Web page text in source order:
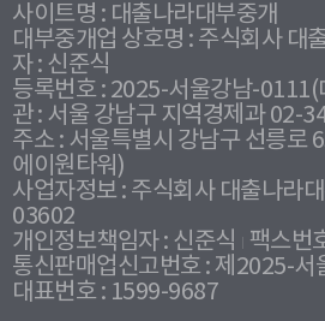
사이트명 : 대출나라대부중개
대부중개업 상호명 : 주식회사 대
자 : 신준식
등록번호 : 2025-서울강남-0111(
관 : 서울 강남구 지역경제과 02-
주소 : 서울특별시 강남구 선릉로
에이원타워)
사업자정보 : 주식회사 대출나라
03602
개인정보책임자 : 신준식
팩스번
통신판매업신고번호 : 제2025-
대표번호 : 1599-9687